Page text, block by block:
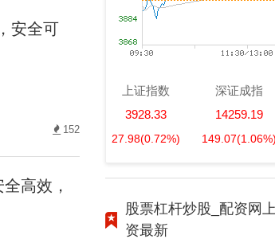
安全可
152
高效，
上证指数
3928.33
27.98(0.72%)
深证成指
14259.19
149.07(1.06%)
股票杠杆炒股_配资网
资最新